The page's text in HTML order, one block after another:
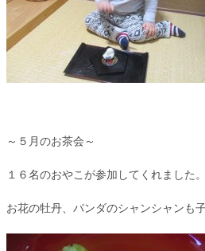
～５月のお茶会～
１６名のおやこが参加してくれました。
お花の牡丹、パンダのシャンシャンも